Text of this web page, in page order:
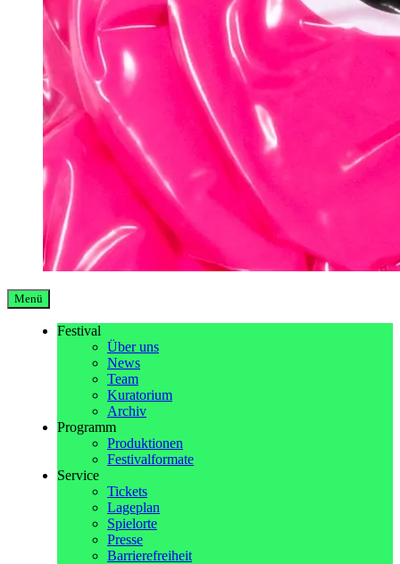
Menü
Festival
Über uns
News
Team
Kuratorium
Archiv
Programm
Produktionen
Festivalformate
Service
Tickets
Lageplan
Spielorte
Presse
Barrierefreiheit